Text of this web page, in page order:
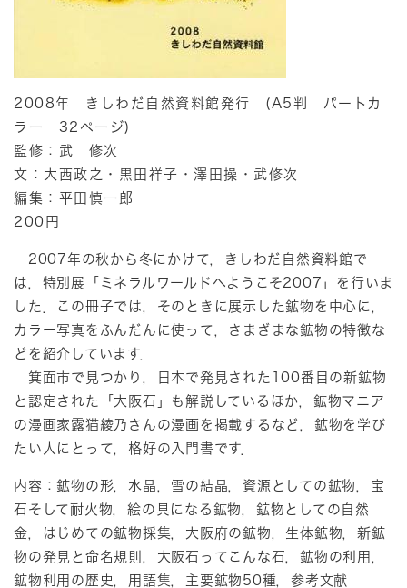
2008年 きしわだ自然資料館発行 (A5判 パートカ
ラー 32ページ)
監修：武 修次
文：大西政之・黒田祥子・澤田操・武修次
編集：平田慎一郎
200円
2007年の秋から冬にかけて，きしわだ自然資料館で
は，特別展「ミネラルワールドへようこそ2007」を行いま
した．この冊子では，そのときに展示した鉱物を中心に，
カラー写真をふんだんに使って，さまざまな鉱物の特徴な
どを紹介しています．
箕面市で見つかり，日本で発見された100番目の新鉱物
と認定された「大阪石」も解説しているほか，鉱物マニア
の漫画家露猫綾乃さんの漫画を掲載するなど，鉱物を学び
たい人にとって，格好の入門書です．
内容：鉱物の形，水晶，雪の結晶，資源としての鉱物，宝
石そして耐火物，絵の具になる鉱物，鉱物としての自然
金，はじめての鉱物採集，大阪府の鉱物，生体鉱物，新鉱
物の発見と命名規則，大阪石ってこんな石，鉱物の利用，
鉱物利用の歴史，用語集，主要鉱物50種，参考文献